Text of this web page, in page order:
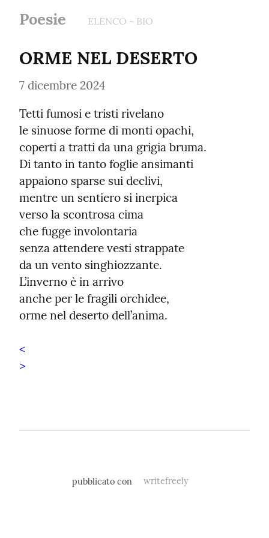
Poesie ELENCO - BIO
ORME NEL DESERTO
7 dicembre 2024
Tetti fumosi e tristi rivelano
le sinuose forme di monti opachi,
coperti a tratti da una grigia bruma.
Di tanto in tanto foglie ansimanti
appaiono sparse sui declivi,
mentre un sentiero si inerpica
verso la scontrosa cima
che fugge involontaria
senza attendere vesti strappate
da un vento singhiozzante.
L’inverno è in arrivo
anche per le fragili orchidee,
orme nel deserto dell’anima.
<
>
pubblicato con writefreely